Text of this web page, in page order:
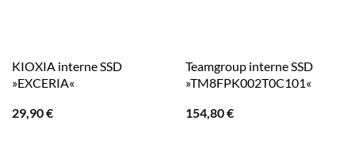
KIOXIA interne SSD
»EXCERIA«
29,90€
Teamgroup interne SSD
»TM8FPK002T0C101«
154,80€